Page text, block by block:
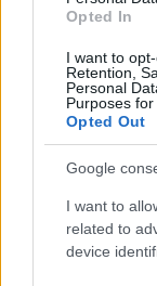
Opted In
I want to
Retention,
Personal
Purposes for
Opted Out
Google
I want to
related to
device
hogy kinek a
szánalomra
akarattal
trollkodó